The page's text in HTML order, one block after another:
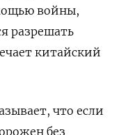
войны,
разрешать
китайский
что если
без